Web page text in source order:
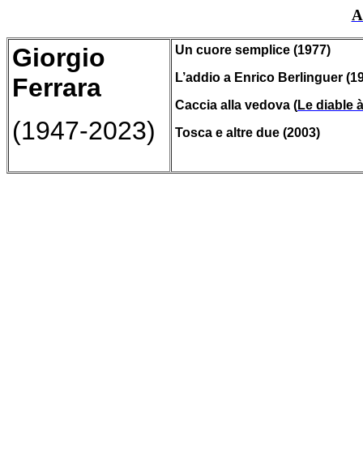
Giorgio
Ferrara
(1947-2023)
Un cuore semplice (1977)
L’addio a Enrico Berlinguer
Caccia alla vedova (Le diable
Tosca e altre due (2003)